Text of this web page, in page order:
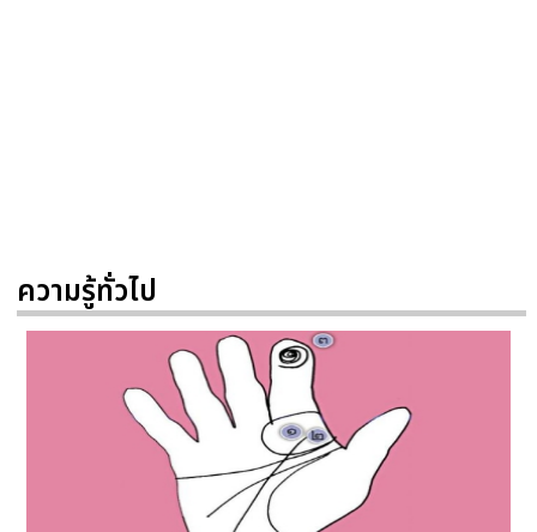
ความรู้ทั่วไป